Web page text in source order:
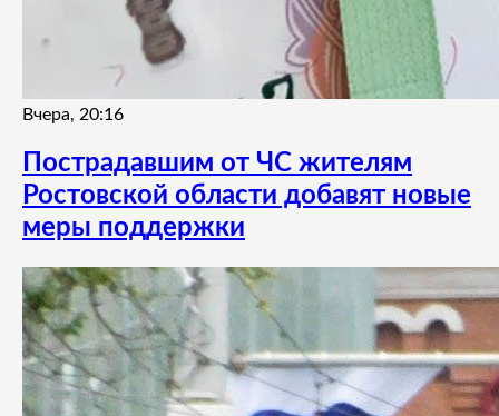
Вчера, 20:16
Пострадавшим от ЧС жителям
Ростовской области добавят новые
меры поддержки